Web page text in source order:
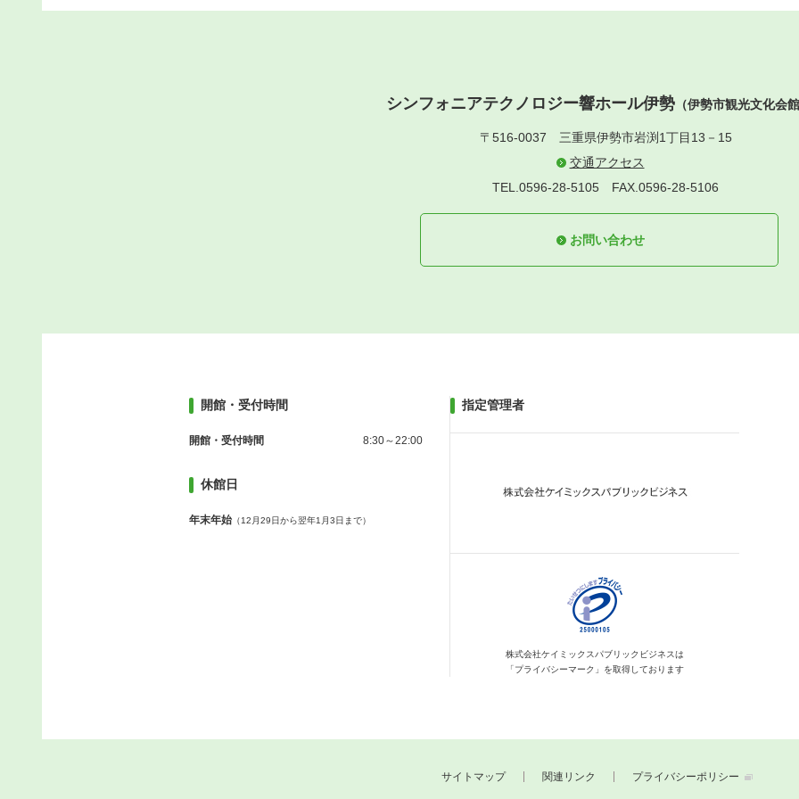
シンフォニアテクノロジー響ホール伊勢 （伊勢市観光文化会
〒516-0037 三重県伊勢市岩渕1丁目13－15
交通アクセス
TEL.0596-28-5105 FAX.0596-28-5106
お問い合わせ
開館・受付時間
開館・受付時間 8:30～22:00
休館日
年末年始 （12月29日から翌年1月3日まで）
指定管理者
株式会社ケイミックス パブリックビジネスは
「プライバシーマーク」を取得しております
サイトマップ 関連リンク プライバシーポリシー